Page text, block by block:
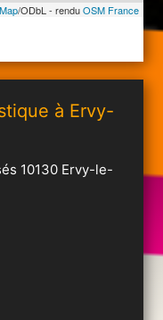
/ODbL - renduOSM France
à Ervy-
10130 Ervy-le-